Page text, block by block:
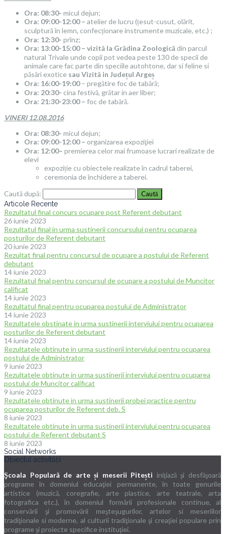
Ora: 08:30- micul dejun;
Ora: 09:00-12:00 – atelier de lucru (țesut-cusut, olărit,
sculptură în lemn, confecționare instrumente muzicale, etc.) ;
Ora: 12:30- prînz;
Ora: 13:00-15:00 – vizită la Grădina Zoologică din parcul
natural Trivale unde copii pot vedea peste 130 de specii de
animale care fac parte din speciile autohtone, dar si feline si
păsări exotice sau Vizită in Județul Argeș
Ora: 16:00-19:00– pregătire foc de tabără;
Ora: 20:30- cina festivă, grătar in aer liber;
Ora: 21:30-23:00 – foc de tabără.
VINERI 12.08.2016
Ora: 08:30- micul dejun;
Ora: 09:00-12:00 – organizarea expoziţiei
Ora: 12:00– premierea celor mai frumoase lucrari realizate de
elevi
expoziție cu obiectele realizate în cadrul taberei,
ceremonia de închidere a taberei.
Caută după:
Articole Recente
Rezultatul final concurs ocupare post Referent debutant
26 iunie 2023
Rezultatul final in urma sustinerii concursului pentru ocuparea
posturilor de Referent debutant
20 iunie 2023
Rezultat final pentru concursul de ocupare a postului de Referent
debutant
14 iunie 2023
Rezultatul final pentru concursul de ocupare a postului de Muncitor
calificat
14 iunie 2023
Rezultatul final pentru ocuparea postului de Administrator
14 iunie 2023
Rezultatele obstinate in urma sustinerii interviului pentru ocuparea
posturilor de Referent debutant
14 iunie 2023
Rezultatele obtinute in urma sustinerii interviului pentru ocuparea
postului de Administrator
9 iunie 2023
Rezultatele obtinute in urma sustinerii interviului pentru ocuparea
postului de Muncitor calificat
9 iunie 2023
Rezultatele obtinute in urma sustinerii probei practice pentru
ocuparea posturilor de Referent deb. S
8 iunie 2023
Rezultatele obtinute in urma sustinerii interviului pentru ocuparea
postului de Referent debutant S
8 iunie 2023
Social Networks
Obiectul activității
Şcoala Populară de arte și meserii Pitești iniţiază şi desfăşoară
programe în domeniul educaţiei permanente, în toate genurile
artistice (muzică, coregrafie, arte plastice, arte teatrale, arta
fotografica etc.), în domeniul formării profesionale continue, al
conservării şi promovării meşteşugurilor, artelor si meseriilor
tradiţionale si moderne, al culturii tradiţionale şi creaţiei populare prin
programe şi proiecte specifice instituţiei.